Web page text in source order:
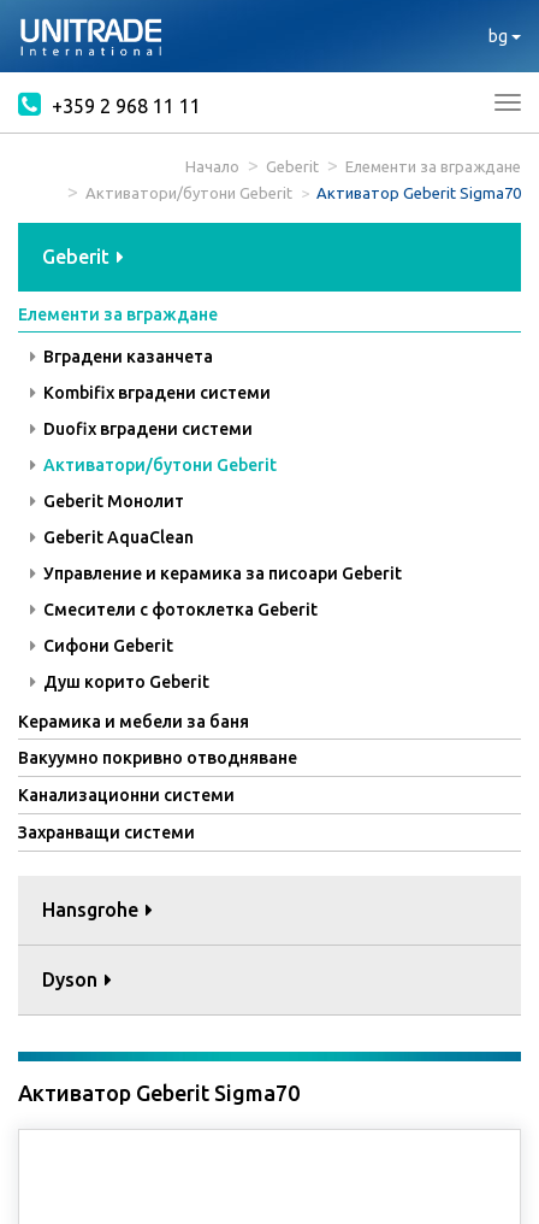
bg
+359 2 968 11 11
Начало Geberit
Елементи за вграждане
Активатори/бутони Geberit
Активатор Geberit Sigma70
Geberit
Елементи за вграждане
Вградени казанчета
Kombifix вградени системи
Duofix вградени системи
Активатори/бутони Geberit
Geberit Монолит
Geberit AquaClean
Управление и керамика за писоари Geberit
Смесители с фотоклетка Geberit
Сифони Geberit
Душ корито Geberit
Керамика и мебели за баня
Вакуумно покривно отводняване
Канализационни системи
Захранващи системи
Hansgrohe
Dyson
Активатор Geberit Sigma70